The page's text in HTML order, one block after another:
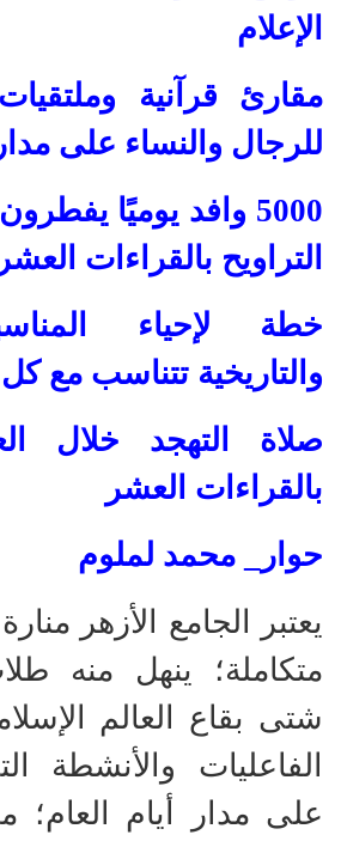
الإعلام
مقارئ قرآنية
للرجال والنساء على
5000 وافد يوميًا
التراويح بالقراءات العشر
خطة لإحياء
والتاريخية تتناسب مع
صلاة التهجد خلال
بالقراءات العشر
حوار_ محمد لملوم
يعتبر الجامع الأزهر
متكاملة؛ ينهل منه
شتى بقاع العالم
الفاعليات والأنشطة
على مدار أيام العام؛